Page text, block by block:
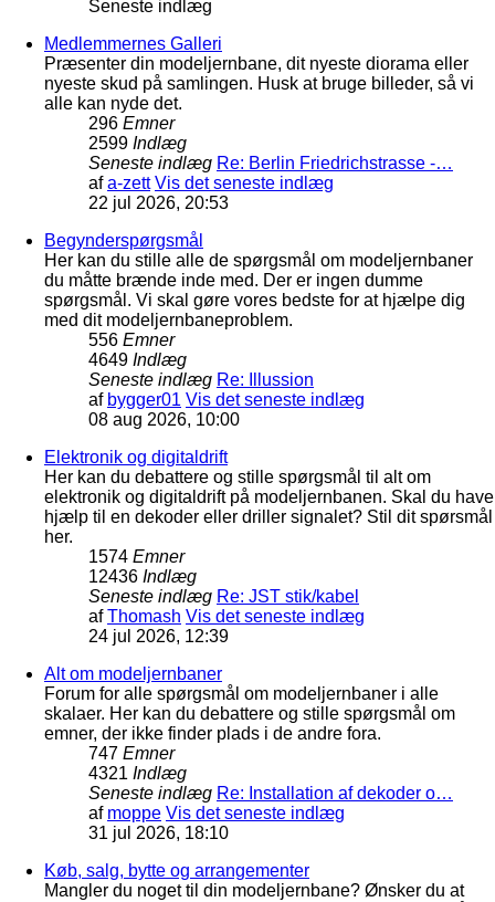
Seneste indlæg
Medlemmernes Galleri
Præsenter din modeljernbane, dit nyeste diorama eller
nyeste skud på samlingen. Husk at bruge billeder, så vi
alle kan nyde det.
296 Emner
2599 Indlæg
Seneste indlæg Re: Berlin Friedrichstrasse -…
afa-zett Vis det seneste indlæg
22 jul 2026, 20:53
Begynderspørgsmål
Her kan du stille alle de spørgsmål om modeljernbaner
du måtte brænde inde med. Der er ingen dumme
spørgsmål. Vi skal gøre vores bedste for at hjælpe dig
med dit modeljernbaneproblem.
556 Emner
4649 Indlæg
Seneste indlæg Re: Illussion
af bygger01 Vis det seneste indlæg
08 aug 2026, 10:00
Elektronik og digitaldrift
Her kan du debattere og stille spørgsmål til alt om
elektronik og digitaldrift på modeljernbanen. Skal du have
hjælp til en dekoder eller driller signalet? Stil dit spørsmål
her.
1574 Emner
12436 Indlæg
Seneste indlæg Re: JST stik/kabel
afThomash Vis det seneste indlæg
24 jul 2026, 12:39
Alt om modeljernbaner
Forum for alle spørgsmål om modeljernbaner i alle
skalaer. Her kan du debattere og stille spørgsmål om
emner, der ikke finder plads i de andre fora.
747 Emner
4321 Indlæg
Seneste indlæg Re: Installation af dekoder o…
af moppe Vis det seneste indlæg
31 jul 2026, 18:10
Køb, salg, bytte og arrangementer
Mangler du noget til din modeljernbane? Ønsker du at